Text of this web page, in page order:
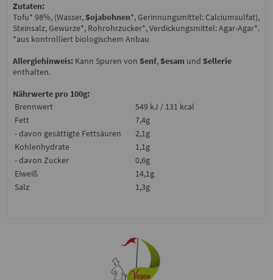
Zutaten:
Tofu* 98%, (Wasser,Sojabohnen*, Gerinnungsmittel: Calciumsulfat),
Steinsalz, Gewürze*, Rohrohrzucker*, Verdickungsmittel: Agar-Agar*.
*aus kontrolliert biologischem Anbau
Allergiehinweis:Kann Spuren von Senf,Sesam und Sellerie
enthalten.
Nährwerte pro 100g:
Brennwert
549 kJ / 131 kcal
Fett
7,4g
- davon gesättigte Fettsäuren
2,1g
Kohlenhydrate
1,1g
- davon Zucker
0,6g
Eiweiß
14,1g
Salz
1,3g